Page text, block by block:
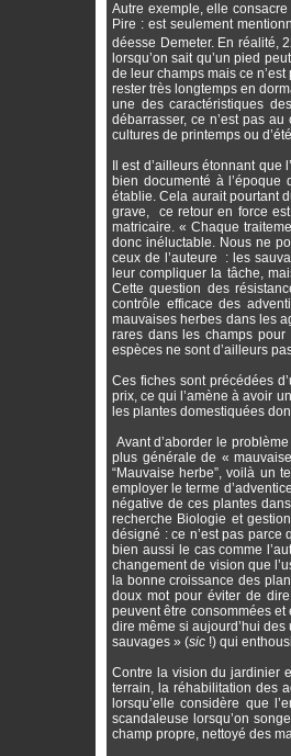
Autre exemple, elle
Pire : est seulement
déesse Demeter. En réalité,
lorsqu’on sait qu’un pied
de leur champs mais ce
rester très longtemps en
une des caractéristiques
débarrasser, ce n’est pas
cultures de printemps ou
Il est d’ailleurs étonnant
bien documenté à
établie. Cela aurait pourtant
grave, ce retour en force
matricaire. « Chaque
donc inéluctable. Nous ne
ceux de l’auteure : les
leur compliquer la tâche,
Cette question des
contrôle efficace des
mauvaises herbes dans les
rares dans les champs
espèces ne sont d’ailleurs
Ces fiches sont précédées
prix, ce qui l’amène à avoir
les plantes domestiquées
Avant d’aborder le
plus générale de «
“Mauvaise herbe”, voilà un
employer le terme
négative de ces plantes
recherche Biologie et
désigné : ce n’est pas parce
bien aussi le cas comme
changement de vision que
la bonne croissance des
doux mot pour éviter de
peuvent être consommées
dire même si aujourd’hui
sauvages » (sic !) qui
Contre la vision du jardinier
terrain, la réhabilitation des
lorsqu’elle considère que
scandaleuse lorsqu’on
champ propre, nettoyé des